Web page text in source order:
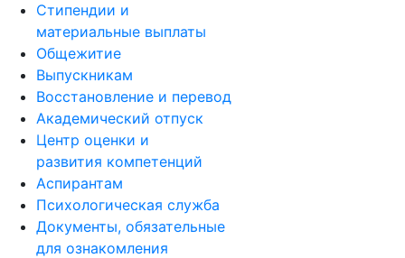
Стипендии и
материальные выплаты
Общежитие
Выпускникам
Восстановление и перевод
Академический отпуск
Центр оценки и
развития компетенций
Аспирантам
Психологическая служба
Документы, обязательные
для ознакомления